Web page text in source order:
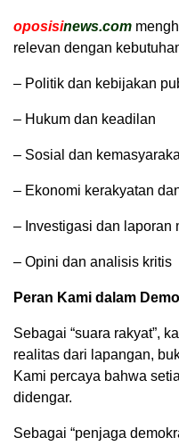
oposisinews.com
relevan dengan
– Politik dan kebijakan
– Hukum dan keadilan
– Sosial dan
– Ekonomi kerakyatan
– Investigasi dan laporan
– Opini dan analisis kritis
Peran Kami dalam
Sebagai “suara rakyat”,
realitas dari lapangan,
Kami percaya bahwa
didengar.
Sebagai “penjaga